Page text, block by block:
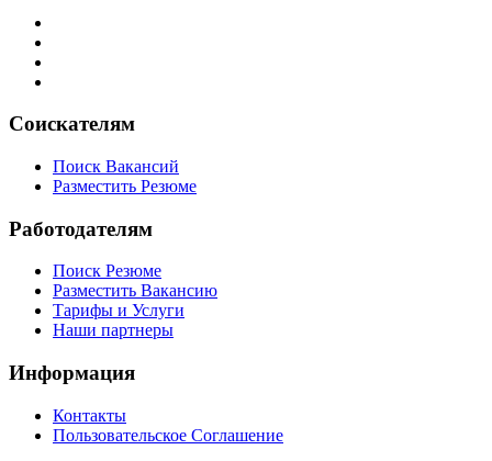
Соискателям
Поиск Вакансий
Разместить Резюме
Работодателям
Поиск Резюме
Разместить Вакансию
Тарифы и Услуги
Наши партнеры
Информация
Контакты
Пользовательское Соглашение